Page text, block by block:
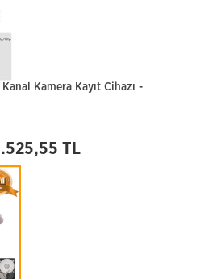
Kamera Kayıt Cihazı -
TL